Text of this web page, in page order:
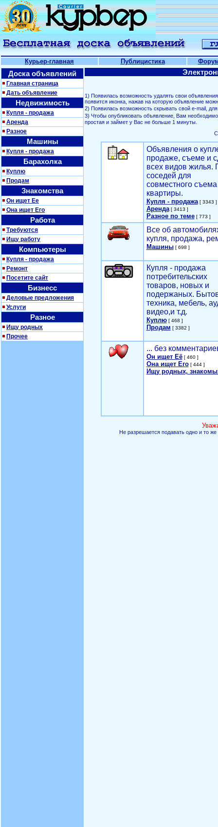
Курьер-главная Публицистика
Доска объявлений
Главная страница
Дать объявление
Недвижимость
Купля - продажа
Аренда
Разное
Машины
Купля - продажа
Барахолка
Куплю
Продам
Знакомства
Он ищет Ее
Она ищет Его
Работа
Требуются
Ищу работу
Компьютеры
Купля - продажа
Ремонт
Посетите сайт
Бизнесс
Деловые предложения
Услуги
Разное
Ищу родных
Прочее
1) Появилась возможность удалять свои
появится иконка, нажав на которую объявление
2) Появилась возможность скрывать свой е-mail,
3) Чтобы опубликовать объявление, Вам
простая и займет у Вас не больше 1 минуты.
Объявления о
продаже, съеме и
всех видов жилья.
соседей для
совместного съема
квартиры.
Купля - продажа[ 3343 ]
Аренда[ 3413 ]
Разное по теме[ 773 ]
Все об
купля, продажа,
Машины[ 698 ]
Купля - продажа
потребительских
товаров, новых и
подержаных.
техника, мебель,
видео,и т.д.
Куплю[ 468 ]
Продам [ 3382 ]
... без
Он ищет Её[ 460 ]
Она ищет Его[ 444 ]
Ищу родных,
Не разрешается подавать одно и то